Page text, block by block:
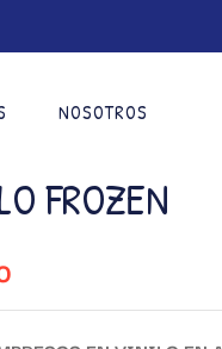
NOSOTROS
FROZEN